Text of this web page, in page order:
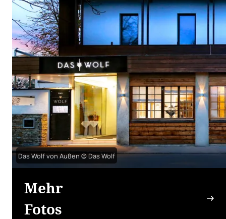
Das Wolf von Außen © Das Wolf
Mehr
Fotos